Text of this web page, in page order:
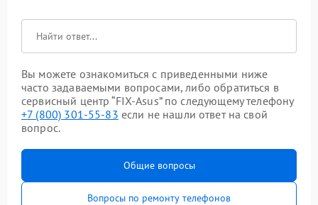
Вы можете ознакомиться с приведенными ниже
часто задаваемыми вопросами, либо обратиться в
сервисный центр “FIX-Asus” по следующему телефону
+7 (800) 301-55-83 если не нашли ответ на свой
вопрос.
Общие вопросы
Вопросы по ремонту телефонов